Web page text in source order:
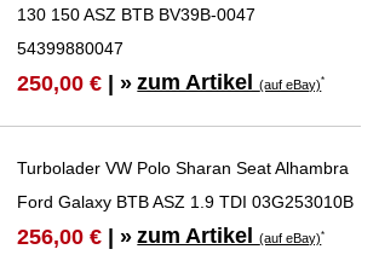
130 150 ASZ BTB BV39B-0047
54399880047
250,00 € | » zum Artikel(auf eBay)*
Turbolader VW Polo Sharan Seat Alhambra
Ford Galaxy BTB ASZ 1.9 TDI 03G253010B
256,00 € | » zum Artikel(auf eBay)*